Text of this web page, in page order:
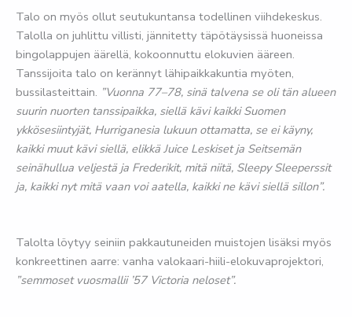
Talo on myös ollut seutukuntansa todellinen viihdekeskus.
Talolla on juhlittu villisti, jännitetty täpötäysissä huoneissa
bingolappujen äärellä, kokoonnuttu elokuvien ääreen.
Tanssijoita talo on kerännyt lähipaikkakuntia myöten,
bussilasteittain. ”Vuonna 77–78, sinä talvena se oli tän alueen
suurin nuorten tanssipaikka, siellä kävi kaikki Suomen
ykkösesiintyjät, Hurriganesia lukuun ottamatta, se ei käyny,
kaikki muut kävi siellä, elikkä Juice Leskiset ja Seitsemän
seinähullua veljestä ja Frederikit, mitä niitä, Sleepy Sleeperssit
ja, kaikki nyt mitä vaan voi aatella, kaikki ne kävi siellä sillon”.
Talolta löytyy seiniin pakkautuneiden muistojen lisäksi myös
konkreettinen aarre: vanha valokaari-hiili-elokuvaprojektori,
”semmoset vuosmallii ’57 Victoria neloset”.